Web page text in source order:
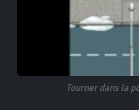
Tourner dans la